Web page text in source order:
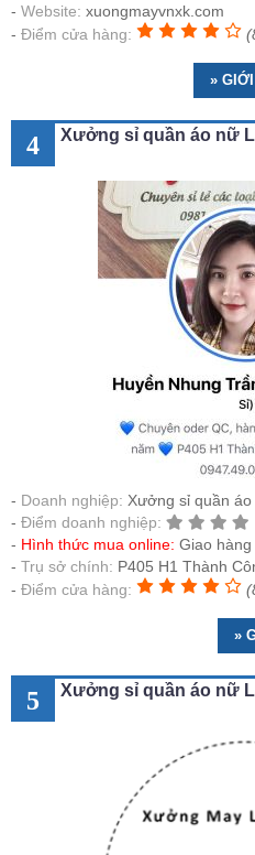
Website: xuongmayvnxk.com
Điểm cửa hàng:
»
4 Xưởng sỉ quần áo nữ
Doanh nghiệp: Xưởng sỉ quần
Điểm doanh nghiệp:
Hình thức mua online: Giao
Trụ sở chính: P405 H1 Thành
Điểm cửa hàng:
»
5 Xưởng sỉ quần áo nữ